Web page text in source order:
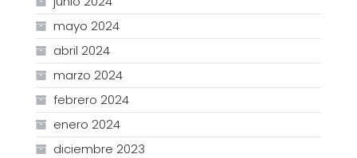
mayo 2024
abril 2024
marzo 2024
febrero 2024
enero 2024
diciembre 2023